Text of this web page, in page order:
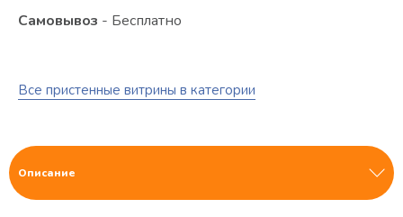
Все пристенные витрины в категории
Самовывоз - Бесплатно
Описание